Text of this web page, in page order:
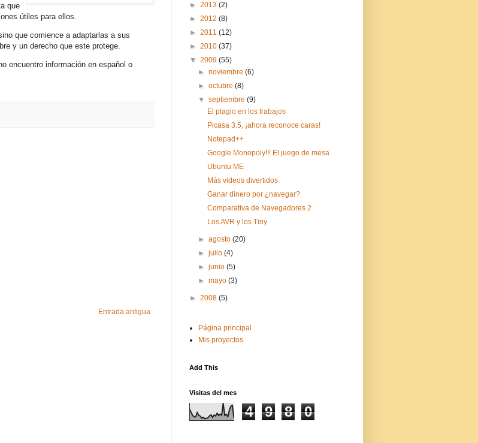
que
útiles para ellos.
que comience a adaptarlas a sus
y un derecho que este protege.
encuentro información en español o
Entrada antigua
► 2013 (2)
► 2012 (8)
► 2011 (12)
► 2010 (37)
▼ 2009 (55)
►noviembre(6)
►octubre(8)
▼septiembre(9)
El plagio en los trabajos
Picasa 3.5, ¡ahora reconoce caras!
Notepad++
Google Monopoly!!! El juego de mesa
Ubuntu ME
Más videos divertidos
Ganar dinero por ¿navegar?
Comparativa de Navegadores 2
Los AVR y los Tiny
►agosto(20)
►julio(4)
►junio(5)
►mayo(3)
► 2008 (5)
Página principal
Mis proyectos
Add This
Visitas del mes
4 9 8 0